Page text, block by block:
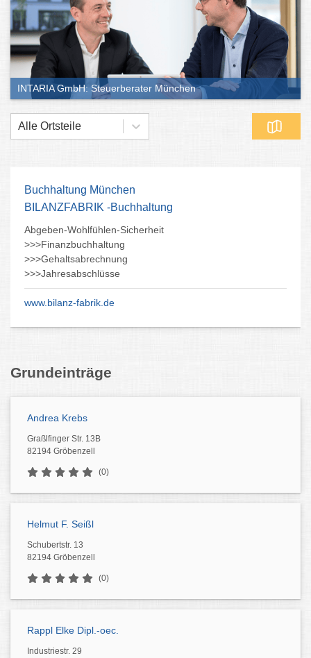
INTARIA GmbH: Steuerberater München
Alle Ortsteile
Buchhaltung München
BILANZFABRIK -Buchhaltung
Abgeben-Wohlfühlen-Sicherheit
>>>Finanzbuchhaltung
>>>Gehaltsabrechnung
>>>Jahresabschlüsse
www.bilanz-fabrik.de
Grundeinträge
Andrea Krebs
Graßlfinger Str. 13B
82194 Gröbenzell
(0)
Helmut F. Seißl
Schubertstr. 13
82194 Gröbenzell
(0)
Rappl Elke Dipl.-oec.
Industriestr. 29